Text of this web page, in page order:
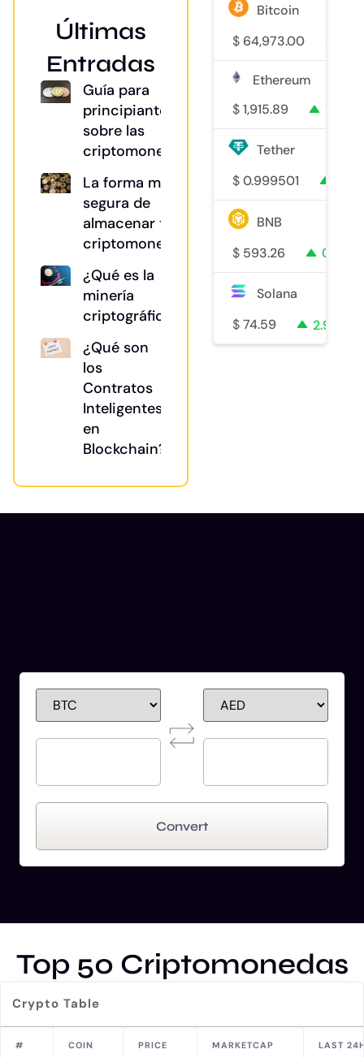
Últimas
Entradas
Guía para
principiantes
sobre las
criptomonedas
La forma más
segura de
almacenar tu
criptomoneda
¿Qué es la
minería
criptográfica?
¿Qué son
los
Contratos
Inteligentes
en
Blockchain?
Bitcoin
$ 64,973.00
Ethereum
$ 1,915.89 1.1%
Tether
$ 0.999501
BNB
$ 593.26 0.3%
Solana
$ 74.59 2.9%
Convert
Top 50 Criptomonedas
Crypto Table
# COIN PRICE MARKETCAP LAST